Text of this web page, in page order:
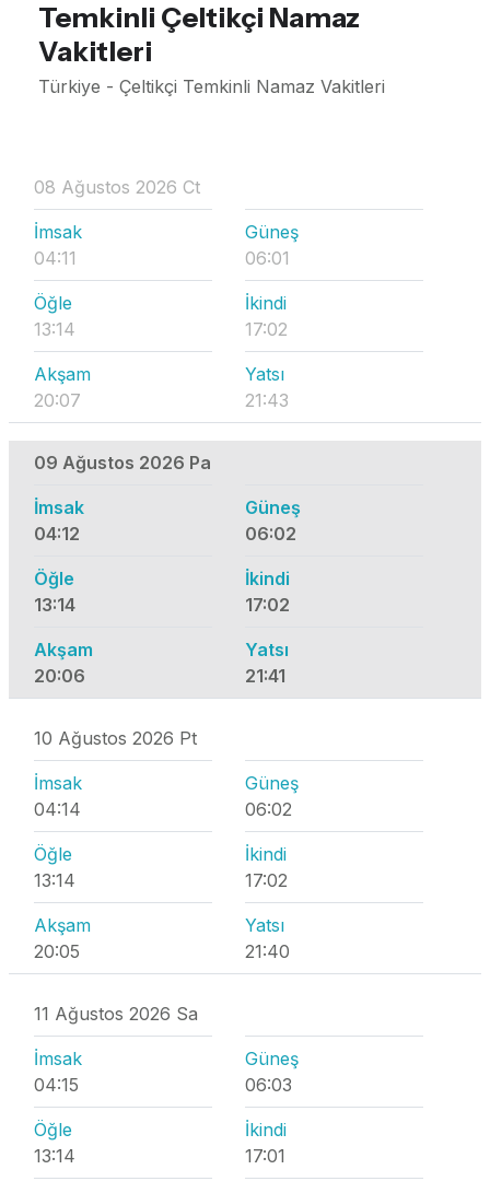
Temkinli Çeltikçi Namaz
Vakitleri
Türkiye - Çeltikçi Temkinli Namaz Vakitleri
08 Ağustos 2026 Ct
İmsak
04:11
Güneş
06:01
Öğle
13:14
İkindi
17:02
Akşam
20:07
Yatsı
21:43
09 Ağustos 2026 Pa
İmsak
04:12
Güneş
06:02
Öğle
13:14
İkindi
17:02
Akşam
20:06
Yatsı
21:41
10 Ağustos 2026 Pt
İmsak
04:14
Güneş
06:02
Öğle
13:14
İkindi
17:02
Akşam
20:05
Yatsı
21:40
11 Ağustos 2026 Sa
İmsak
04:15
Güneş
06:03
Öğle
13:14
İkindi
17:01